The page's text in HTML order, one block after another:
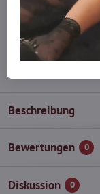
Zögern Sie nicht,
wieder auf!
Beschreibung
Bewertungen 0
Diskussion 0